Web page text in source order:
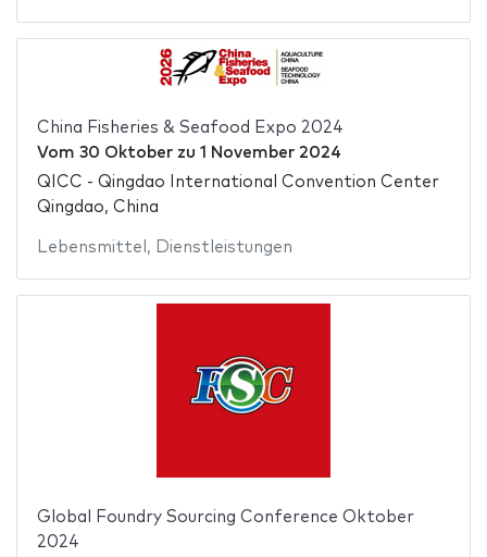
China Fisheries & Seafood Expo 2024
Vom 30 Oktoberzu 1 November 2024
QICC - Qingdao International Convention Center
Qingdao, China
Lebensmittel , Dienstleistungen
Global Foundry Sourcing Conference Oktober
2024